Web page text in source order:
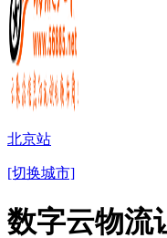
北京站
[切换城市]
数字云物流